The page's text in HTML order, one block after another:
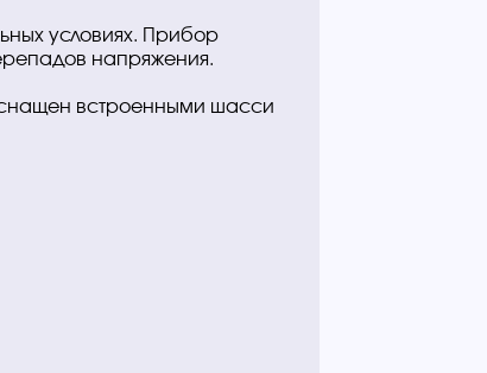
условиях. Прибор
напряжения.
встроенными шасси